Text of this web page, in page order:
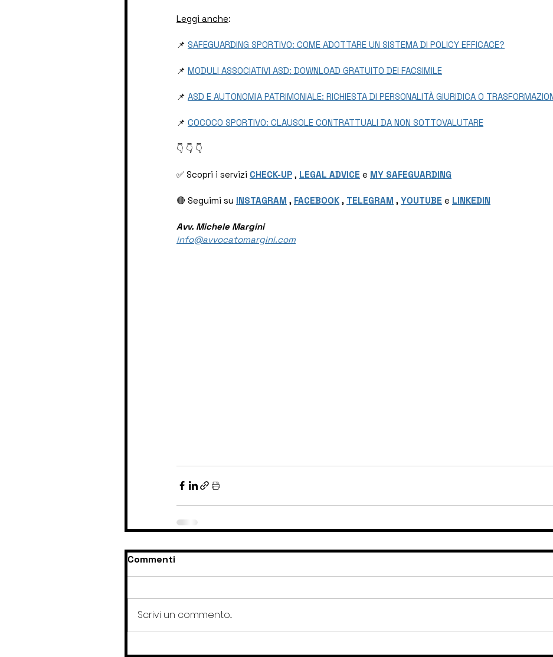
Leggi anche:
📌 SAFEGUARDING SPORTIVO: COME ADOTTARE UN SISTEMA DI POLICY EFFICACE?
📌 MODULI ASSOCIATIVI ASD: DOWNLOAD GRATUITO DEI FACSIMILE
📌 ASD E AUTONOMIA PATRIMONIALE: RICHIESTA DI PERSONALITÀ GIURIDICA O
📌 COCOCO SPORTIVO: CLAUSOLE CONTRATTUALI DA NON SOTTOVALUTARE
👇 👇 👇
✅ Scopri i servizi CHECK-UP , LEGAL ADVICE e MY SAFEGUARDING
🔴 Seguimi su INSTAGRAM , FACEBOOK , TELEGRAM , YOUTUBE e LINKEDIN
Avv. Michele Margini
info@avvocatomargini.com
Commenti
Scrivi un commento...